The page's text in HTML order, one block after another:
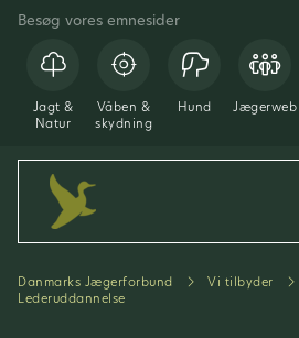
Besøg vores emnesider
Jagt &
Natur
Våben &
skydning
Hund Jægerweb
Danmarks Jægerforbund Vi tilbyder
Lederuddannelse